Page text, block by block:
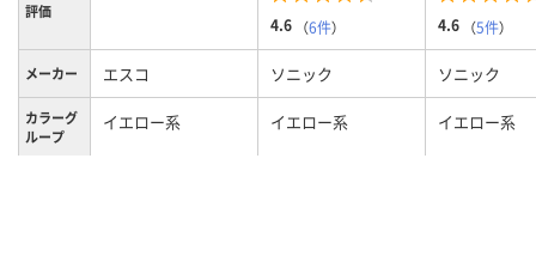
評価
4.6 （6件） 4.6 （5件）
メーカー エスコ ソニック ソニック
カラーグ
ループ
イエロー系 イエロー系 イエロー系